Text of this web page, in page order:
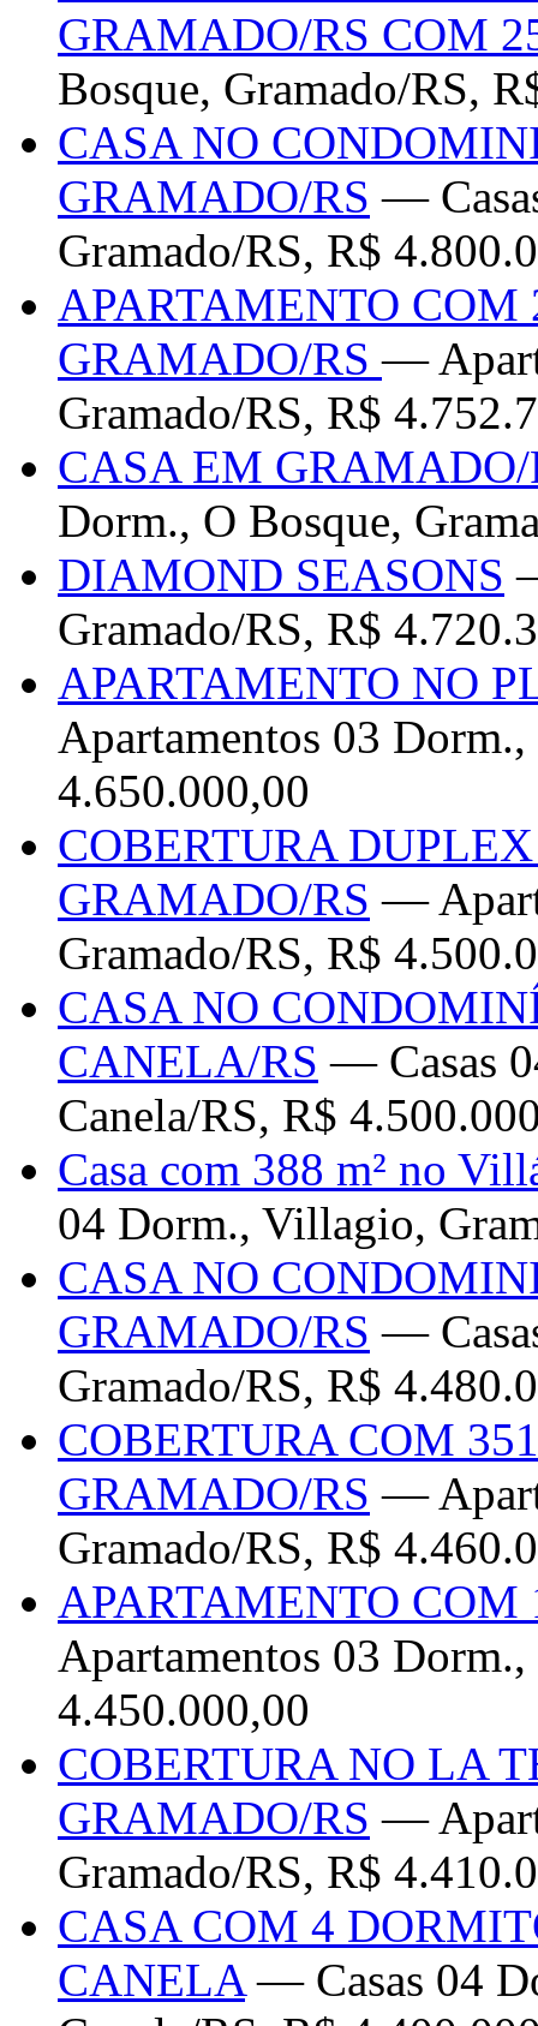
GRAMADO/RS COM
Bosque, Gramado/RS,
CASA NO
GRAMADO/RS —
Gramado/RS, R$
APARTAMENTO COM
GRAMADO/RS—
Gramado/RS, R$
CASA EM GRAMADO/
Dorm., O Bosque,
DIAMOND SEASONS
Gramado/RS, R$
APARTAMENTO NO
Apartamentos 03
4.650.000,00
COBERTURA
GRAMADO/RS —
Gramado/RS, R$
CASA NO
CANELA/RS — Casas
Canela/RS, R$
Casa com 388 m² no
04 Dorm., Villagio,
CASA NO
GRAMADO/RS —
Gramado/RS, R$
COBERTURA COM
GRAMADO/RS —
Gramado/RS, R$
APARTAMENTO
Apartamentos 03
4.450.000,00
COBERTURA NO LA
GRAMADO/RS —
Gramado/RS, R$
CASA COM 4
CANELA— Casas 04